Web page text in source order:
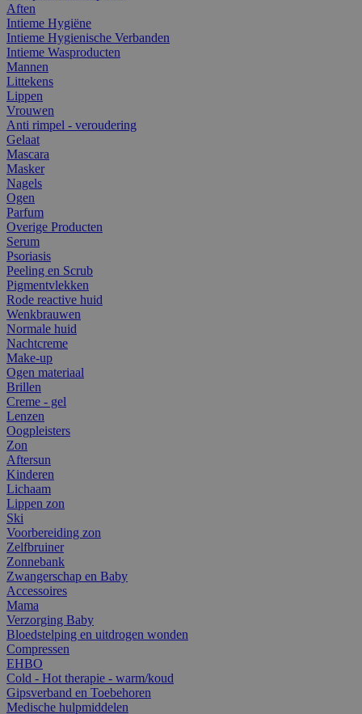
Aften
Intieme Hygiëne
Intieme Hygienische Verbanden
Intieme Wasproducten
Mannen
Littekens
Lippen
Vrouwen
Anti rimpel - veroudering
Gelaat
Mascara
Masker
Nagels
Ogen
Parfum
Overige Producten
Serum
Psoriasis
Peeling en Scrub
Pigmentvlekken
Rode reactive huid
Wenkbrauwen
Normale huid
Nachtcreme
Make-up
Ogen materiaal
Brillen
Creme - gel
Lenzen
Oogpleisters
Zon
Aftersun
Kinderen
Lichaam
Lippen zon
Ski
Voorbereiding zon
Zelfbruiner
Zonnebank
Zwangerschap en Baby
Accessoires
Mama
Verzorging Baby
Bloedstelping en uitdrogen wonden
Compressen
EHBO
Cold - Hot therapie - warm/koud
Gipsverband en Toebehoren
Medische hulpmiddelen